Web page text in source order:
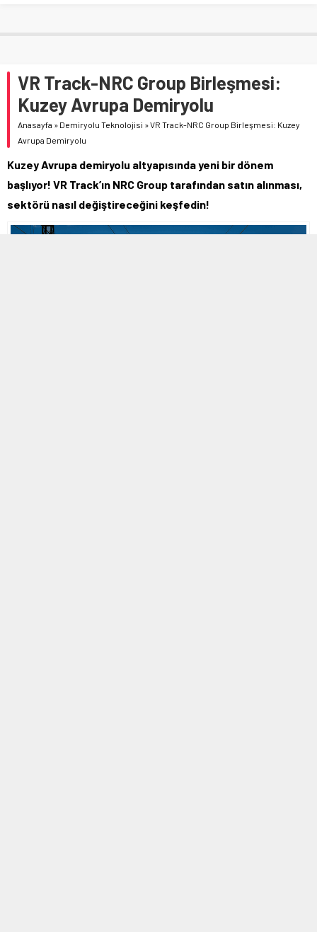
VR Track-NRC Group Birleşmesi:
Kuzey Avrupa Demiryolu
Anasayfa » Demiryolu Teknolojisi »VR Track-NRC Group Birleşmesi: Kuzey
Avrupa Demiryolu
Kuzey Avrupa demiryolu altyapısında yeni bir dönem
başlıyor! VR Track’ın NRC Group tarafından satın alınması,
sektörü nasıl değiştireceğini keşfedin!